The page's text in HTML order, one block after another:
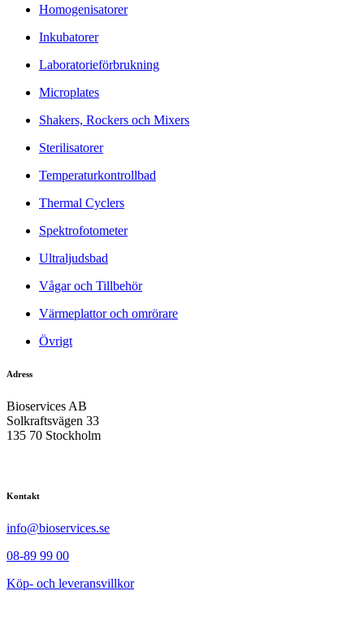
Homogenisatorer
Inkubatorer
Laboratorieförbrukning
Microplates
Shakers, Rockers och Mixers
Sterilisatorer
Temperaturkontrollbad
Thermal Cyclers
Spektrofotometer
Ultraljudsbad
Vågar och Tillbehör
Värmeplattor och omrörare
Övrigt
Adress
Bioservices AB
Solkraftsvägen 33
135 70 Stockholm
Kontakt
info@bioservices.se
08-89 99 00
Köp- och leveransvillkor